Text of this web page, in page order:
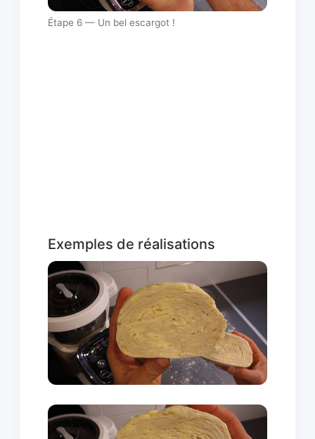
Étape 6 — Un bel escargot !
Exemples de réalisations